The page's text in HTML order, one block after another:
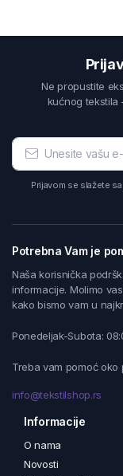
Ne propustite
kućnog tekstila
Prijavom se slažete sa
Potrebna Vam je
Naša korisnička
informacije. Molimo
kako bismo vam u
Ponedeljak-Subota:
Treba vam pomoć oko
info@tekstilshop.rs
Informacije
O nama
Novosti